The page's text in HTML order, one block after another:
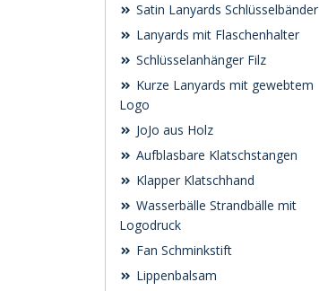
Satin Lanyards Schlüsselbänder
Lanyards mit Flaschenhalter
Schlüsselanhänger Filz
Kurze Lanyards mit gewebtem
Logo
JoJo aus Holz
Aufblasbare Klatschstangen
Klapper Klatschhand
Wasserbälle Strandbälle mit
Logodruck
Fan Schminkstift
Lippenbalsam